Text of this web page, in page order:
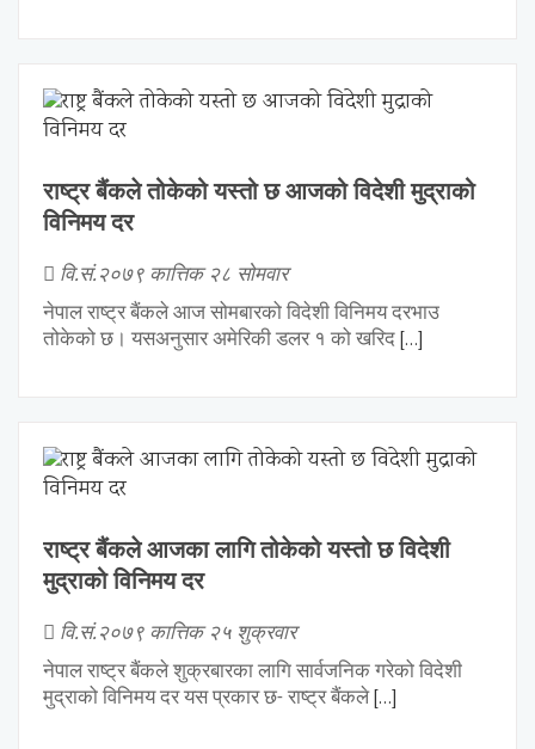
राष्ट्र बैंकले तोकेको यस्तो छ आजको विदेशी मुद्राको
विनिमय दर
वि.सं.२०७९ कात्तिक २८ सोमवार
नेपाल राष्ट्र बैंकले आज सोमबारको विदेशी विनिमय दरभाउ
तोकेको छ। यसअनुसार अमेरिकी डलर १ को खरिद[…]
राष्ट्र बैंकले आजका लागि तोकेको यस्तो छ विदेशी
मुद्राको विनिमय दर
वि.सं.२०७९ कात्तिक २५ शुक्रवार
नेपाल राष्ट्र बैंकले शुक्रबारका लागि सार्वजनिक गरेको विदेशी
मुद्राको विनिमय दर यस प्रकार छ- राष्ट्र बैंकले[…]